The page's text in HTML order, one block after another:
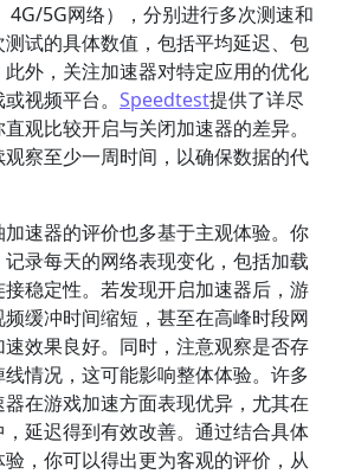
4G/5G网络），分别进行多次测速和
试的具体数值，包括平均延迟、包
外，关注加速器对特定应用的优化
视频平台。 Speedtest提供了详尽
观比较开启与关闭加速器的差异。
察至少一周时间，以确保数据的代
速器的评价也多基于主观体验。你
录每天的网络表现变化，包括加载
稳定性。若发现开启加速器后，游
缓冲时间缩短，甚至在高峰时段网
效果良好。同时，注意观察是否存
情况，这可能影响整体体验。许多
在游戏加速方面表现优异，尤其在
延迟得到有效改善。通过结合具体
，你可以得出更为客观的评价，从